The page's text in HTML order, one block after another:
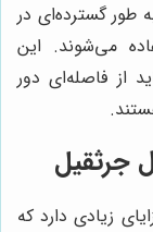
طور گسترده‌ای در
می‌شوند. این
از فاصله‌ای دور
جرثقیل
زیادی دارد که